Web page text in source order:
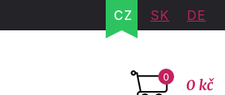
CZ SK DE
0 0 kč